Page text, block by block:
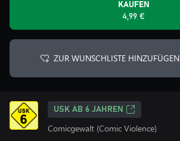
KAUFEN
4,99 €
ZUR WUNSCHLISTE HINZUFÜGEN
USK AB 6 JAHREN
Comicgewalt (Comic Violence)